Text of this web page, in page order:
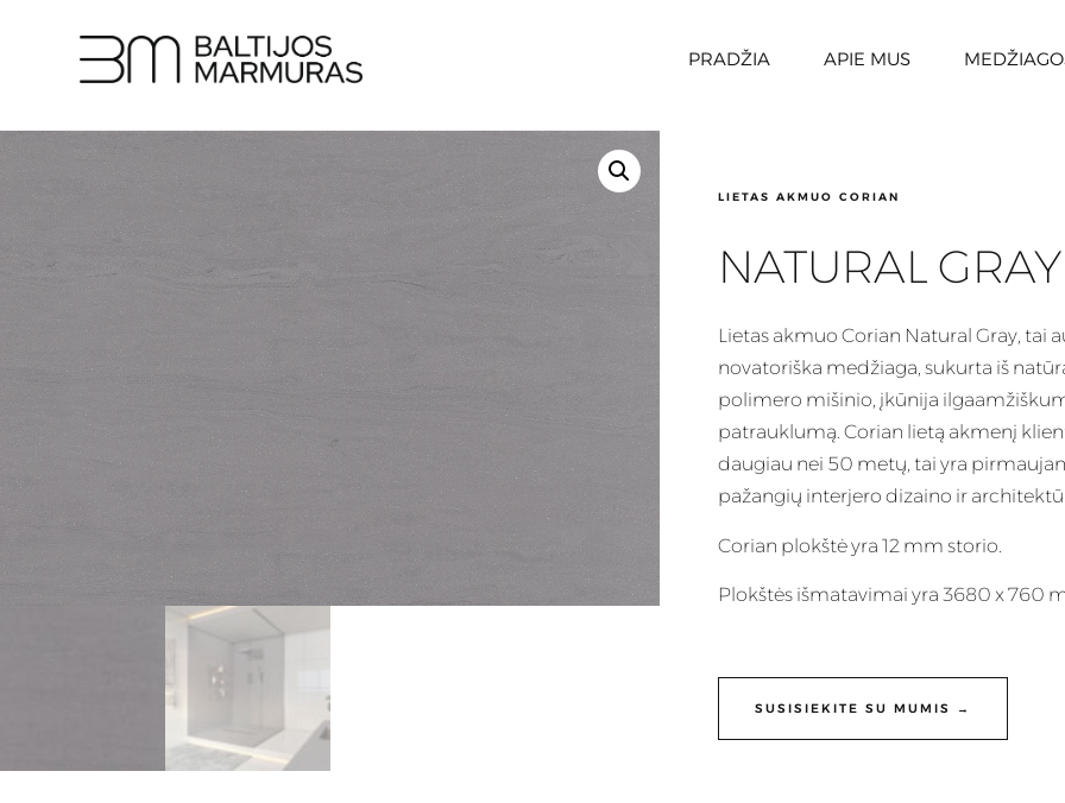
PRADŽIA APIE MUS
LIETAS AKMUO CORIAN
NATURAL GRAY
Lietas akmuo Corian Natural Gray, tai
novatoriška medžiaga, sukurta iš
polimero mišinio, įkūnija
patrauklumą. Corian lietą akmenį
daugiau nei 50 metų, tai yra
pažangių interjero dizaino ir
Corian plokštė yra 12 mm storio.
Plokštės išmatavimai yra 3680 x 760
SUSISIEKITE SU MUMIS →